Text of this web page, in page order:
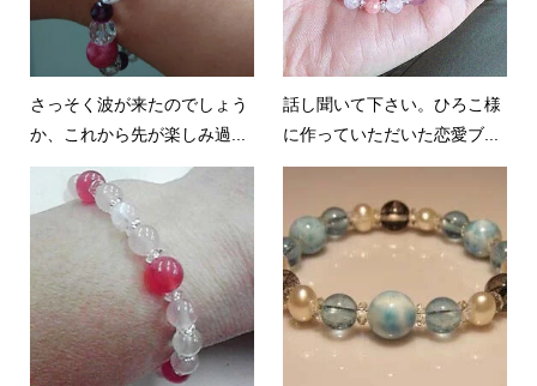
さっそく波が来たのでしょう
か、これから先が楽しみ過...
話し聞いて下さい。ひろこ様
に作っていただいた恋愛ブ...